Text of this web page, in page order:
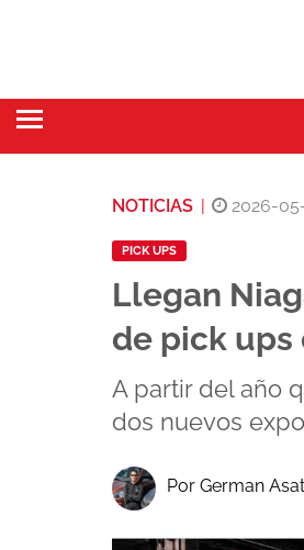
NOTICIAS 2026-
PICK UPS
Llegan
de pick
A partir del año
dos nuevos
Por German